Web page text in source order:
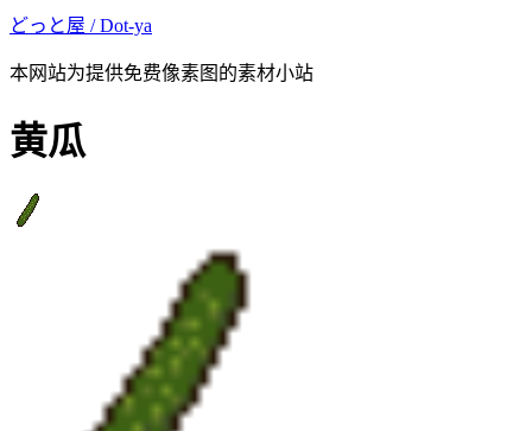
どっと屋 / Dot-ya
本网站为提供免费像素图的素材小站
黄瓜